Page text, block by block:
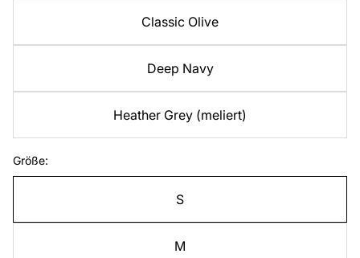
Classic Olive
Deep Navy
Heather Grey (meliert)
Größe:
S
M